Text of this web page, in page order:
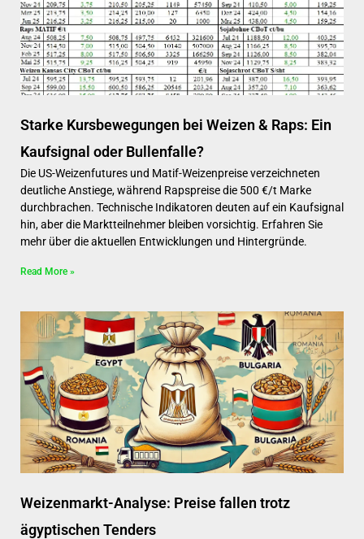
Starke Kursbewegungen bei Weizen & Raps: Ein
Kaufsignal oder Bullenfalle?
Die US-Weizenfutures und Matif-Weizenpreise verzeichneten
deutliche Anstiege, während Rapspreise die 500 €/t Marke
durchbrachen. Technische Indikatoren deuten auf ein Kaufsignal
hin, aber die Marktteilnehmer bleiben vorsichtig. Erfahren Sie
mehr über die aktuellen Entwicklungen und Hintergründe.
Read More »
Weizenmarkt-Analyse: Preise fallen trotz
ägyptischen Tenders